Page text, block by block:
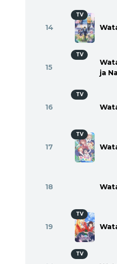
14
TV
15
TV
ja
16
TV
17
TV
18
19
TV
TV